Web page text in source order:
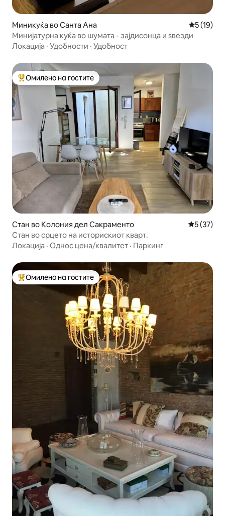
Миникуќа во Санта Ана Просечна
5 (19)
Минијатурна куќа во шумата - зајдисонца и ѕвезди
Локација · Удобности · Удобност
Меѓу најуспешните „Омилени на гостите“
Омилено на гостите
Стан во Колония дел Сакраменто Просечна
5 (37)
Стан во срцето на историскиот кварт.
Локација · Однос цена/квалитет · Паркинг
Меѓу најуспешните „Омилени на гостите“
Омилено на гостите